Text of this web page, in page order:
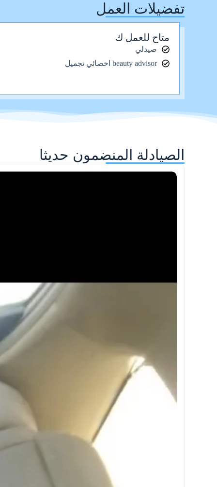
تفضيلات العمل
متاح للعمل ك
صيدلي
beauty advisor اخصائي تجميل
الصيادلة المنضمون حديثا